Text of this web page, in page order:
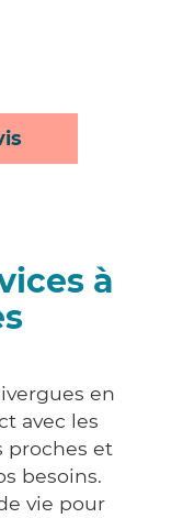
à
en
avec les
proches et
besoins.
vie pour